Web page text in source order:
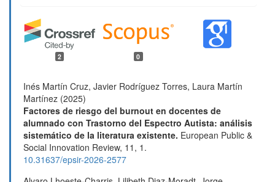
2 0
Inés Martín Cruz, Javier Rodríguez Torres, Laura Martín
Martínez (2025)
Factores de riesgo del burnout en docentes de
alumnado con Trastorno del Espectro Autista: análisis
sistemático de la literatura existente. European Public &
Social Innovation Review, 11 , 1.
10.31637/epsir-2026-2577